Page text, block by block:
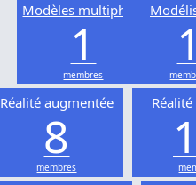
Modèles multiphysiques
1
membres
Réalité augmentée
8
membres